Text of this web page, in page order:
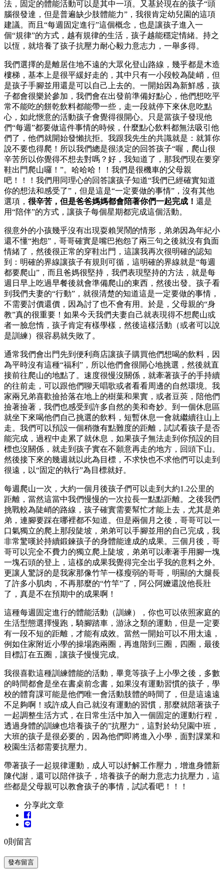
法，固定的體能活動可以是其中一項。又基於現在的孩子“頭
腦很發達，但是普遍缺少肢體能力”，我很肯定幼兒園的這項
建議。而且“每週固定進行”這個概念，也是讓孩子進入一
個“規律”的方式，越有規律的生活，孩子越能穩定情緒。持之
以恆，就培養了孩子抗壓力耐心毅力意志力，一舉多得。
我們選擇的是離居住地不遠的大眾化登山路線，幾乎都是木造
樓梯，基本上是很平緩好走的，其中只有一小段較為陡峭，但
是孩子手腳並用還是可以自己上去的。一開始因為新鮮感，孩
子都會很樂於參加，我們會在出發前準備好點心，他們想吃平
常不能吃的餅乾飲料都能帶一些，走一段就停下來休息吃點
心，如此愜意的活動孩子會覺得很開心。只是當孩子發現他
們“每週”都要做這件事情的時候，什麼點心飲料都無法吸引他
們了，他們就開始發懶抗拒。我跟我先生的共識就是：就算你
說不要也得爬！所以我們總是很淡定的回答孩子“喔，爬山很
辛苦所以你覺得不想去對嗎？好，我知道了，那我們現在要穿
鞋出門爬山囉！”。哈哈哈！！我們是很機車的父母親
吧！！！我們用同理心的回答讓孩子知道“我們已經確實知道
你的想法和感受了”，但是這是“一定要做的事情”，沒有其他
選項， 很辛苦，但是爸爸媽媽都會陪著你們一起完成！ 還是
用“陪伴”的方式，讓孩子每個星期都完成這個活動。
很意外的小孩幾乎沒有出現耍賴哭鬧的情形，弟弟因為年紀小
還不懂“抱怨”，哥哥確實是嘴巴抱怨了兩三句之後就沒有負面
情緒了，然後很正常的穿鞋出門，這讓我再次很明確的認知
到：明確的界線讓孩子有規則可循，這明確的界線就是“每週
都要爬山”，而且爸媽很堅持，我們表現堅持的方法，就是每
週日早上吃過早餐後就會準備爬山的東西，然後出發。孩子看
到我們夫妻的“行動”，就很清楚的知道這是一定要做的事情，
不需要討價還價，因為討了也不會有用。於是，父母親的“身
教”真的很重要！如果今天我們夫妻自己就表現得不想爬山或
者一臉怠惰，孩子肯定有樣學樣，然後這樣活動（或者可以說
是訓練）很容易就失敗了。
通常我們會出門先到便利商店讓孩子購買他們想喝的飲料，因
為平時沒有這種“福利”，所以他們會很開心地挑選，然後就直
接前往爬山的地點了。速度很慢沒關係，就牽著孩子的手持續
的往前走，可以跟他們聊天唱歌或者看看周邊的自然環境。我
家兩兄弟喜歡撿拾落在地上的樹葉和果實，或者豆莢，陪他們
撿著撿著，我們也感受到許多自然的美和奇妙。到一個休息區
就坐下來喝他們自己挑選的飲料，短暫休息一會就繼續往山上
走。我們可以預設一個稍微有點難度的距離，試試看孩子是否
能完成，過程中走累了就休息，如果孩子無法走到你預設的目
標也沒關係，就走到孩子實在不願意再走的地方，回頭下山。
然後接下來的幾週就以此為目標，不求快也不求他們可以走到
很遠，以“固定的執行”為目標就好。
每週爬山一次，大約一個月後孩子們可以走到大約1.2公里的
距離，當然這當中我們慢慢的一次拉長一點點距離。之後我們
挑戰較為陡峭的路線，孩子確實需要幫忙才能上去，尤其是弟
弟，連腳要踩在哪裡都不知道。但是兩個月之後，哥哥可以一
口氣獨立的爬上那段陡坡，弟弟可以手腳並用的自己完成，我
非常驚嘆於持續鍛鍊孩子的身體能達成的成果。三個月後，哥
哥可以完全不費力的獨立爬上陡坡，弟弟可以牽著手用腳一塊
一塊石頭的登上，這樣的成果我覺得完全出乎我的意料之外。
更讓人驚訝的是我家那像竹竿一樣瘦弱的哥哥，明顯的大腿長
了許多小肌肉，不再那麼的“竹竿”了，阿公阿嬤還說他長壯
了，真是不在預期中的成果啊！
這種每週固定進行的體能活動（訓練），你也可以依照家庭的
生活型態選擇慢跑，騎腳踏車，游泳之類的運動，但是一定要
有一段不短的距離，才能有成效。當然一開始可以不用太遠，
例如住家附近小學的操場跑兩圈，再進階到三圈，四圈，最後
目標訂在五圈，讓孩子慢慢完成。
我很喜歡這種訓練體能的活動，畢竟等孩子上小學之後，多數
的時間都會是坐在書桌前念書，如果沒有運動習慣的孩子，學
校的體育課可能是他們唯一會活動肢體的時間了，但是這遠遠
不足夠啊！或許成人自己就沒有運動的習慣，那麼就陪著孩子
一起調整生活方式，在日常生活中加入一個固定的運動行程，
透過身體的訓練也培養孩子的”抗壓力“，這對於幼兒園中班，
大班的孩子是很必要的，因為他們即將進入小學，面對課業和
校園生活都需要抗壓力。
帶著孩子一起規律運動，成人可以紓解工作壓力，增進身體新
陳代謝，還可以陪伴孩子，培養孩子的耐力意志力抗壓力，這
些都是父母親可以教會孩子的事情，試試看吧！！！
分享此文章
0則留言
發布留言